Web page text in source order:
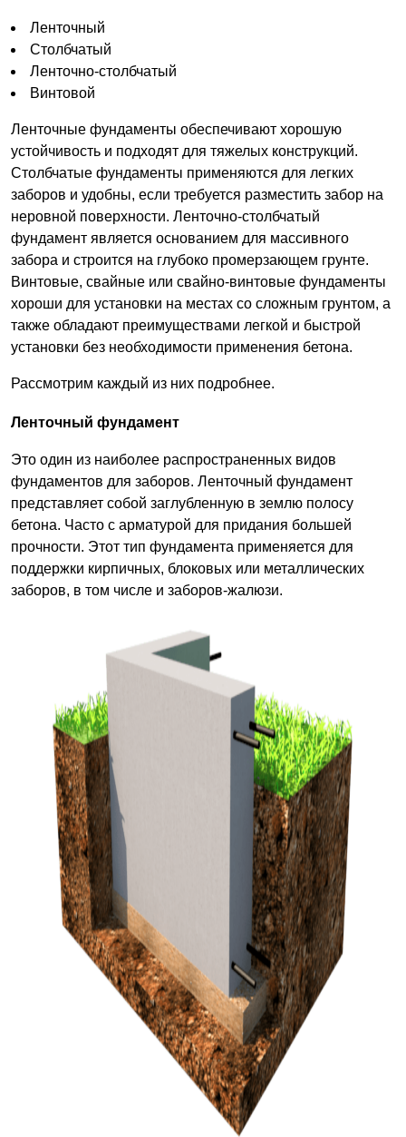
Ленточный
Столбчатый
Ленточно-столбчатый
Винтовой
Ленточные фундаменты обеспечивают хорошую
устойчивость и подходят для тяжелых конструкций.
Столбчатые фундаменты применяются для легких
заборов и удобны, если требуется разместить забор на
неровной поверхности. Ленточно-столбчатый
фундамент является основанием для массивного
забора и строится на глубоко промерзающем грунте.
Винтовые, свайные или свайно-винтовые фундаменты
хороши для установки на местах со сложным грунтом, а
также обладают преимуществами легкой и быстрой
установки без необходимости применения бетона.
Рассмотрим каждый из них подробнее.
Ленточный фундамент
Это один из наиболее распространенных видов
фундаментов для заборов. Ленточный фундамент
представляет собой заглубленную в землю полосу
бетона. Часто с арматурой для придания большей
прочности. Этот тип фундамента применяется для
поддержки кирпичных, блоковых или металлических
заборов, в том числе и заборов-жалюзи.